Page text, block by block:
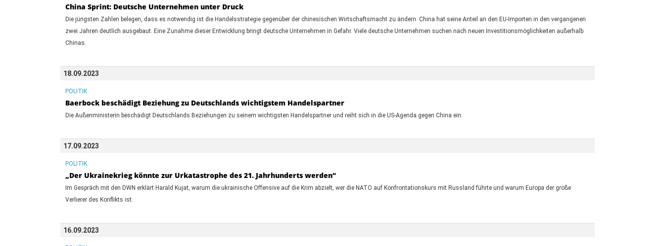
China Sprint: Deutsche Unternehmen unter Druck
Die jüngsten Zahlen belegen, dass es notwendig ist die Handelsstrategie gegenüber der chinesischen Wirtschaftsmacht zu ändern. China hat seine Anteil an den EU-Importen in den vergangenen
zwei Jahren deutlich ausgebaut. Eine Zunahme dieser Entwicklung bringt deutsche Unternehmen in Gefahr. Viele deutsche Unternehmen suchen nach neuen Investitionsmöglichkeiten außerhalb
Chinas.
18.09.2023
POLITIK
Baerbock beschädigt Beziehung zu Deutschlands wichtigstem Handelspartner
Die Außenministerin beschädigt Deutschlands Beziehungen zu seinem wichtigsten Handelspartner und reiht sich in die US-Agenda gegen China ein.
17.09.2023
POLITIK
„Der Ukrainekrieg könnte zur Urkatastrophe des 21. Jahrhunderts werden“
Im Gespräch mit den DWN erklärt Harald Kujat, warum die ukrainische Offensive auf die Krim abzielt, wer die NATO auf Konfrontationskurs mit Russland führte und warum Europa der große
Verlierer des Konflikts ist.
16.09.2023